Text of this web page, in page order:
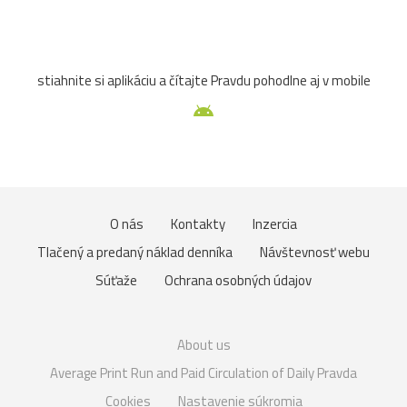
stiahnite si aplikáciu a čítajte Pravdu pohodlne aj v mobile
O nás Kontakty
Inzercia
Tlačený a predaný náklad denníka
Návštevnosť webu
Súťaže
Ochrana osobných údajov
About us
Average Print Run and Paid Circulation of Daily Pravda
Cookies
Nastavenie súkromia